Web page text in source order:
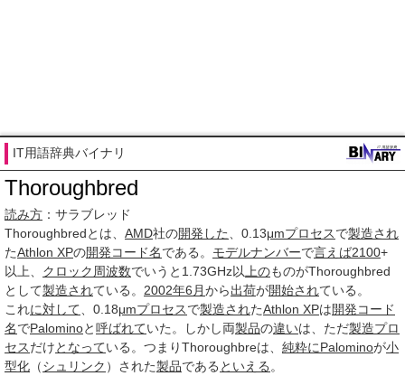
IT用語辞典バイナリ
Thoroughbred
読み方 ：サラブレッド
Thoroughbredとは、 AMD社の開発した 、0.13μmプロセスで製造され
たAthlon XPの開発コード名である。 モデルナンバーで言えば2100+
以上、 クロック周波数でいうと1.73GHz以 上のものがThoroughbred
として製造されている。 2002年6月から出荷が開始されている。
これに対して 、0.18μmプロセスで製造されたAthlon XPは開発コード
名でPalominoと呼ばれていた。しかし両製品の違いは、ただ製造プロ
セスだけとなっている。つまりThoroughbreは、 純粋にPalominoが小
型化 （シュリンク ）された製品である といえる 。